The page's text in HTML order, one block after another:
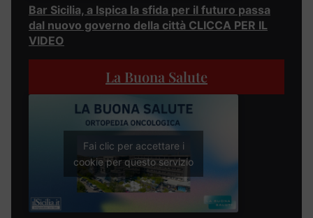
Bar Sicilia, a Ispica la sfida per il futuro passa
dal nuovo governo della città CLICCA PER IL
VIDEO
La Buona Salute
Fai clic per accettare i
cookie per questo servizio